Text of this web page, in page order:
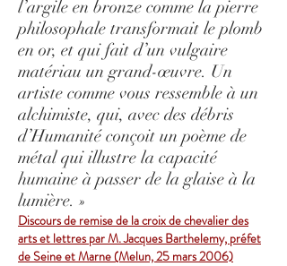
l’argile en bronze comme la pierre
philosophale transformait le plomb
en or, et qui fait d’un vulgaire
matériau un grand-œuvre. Un
artiste comme vous ressemble à un
alchimiste, qui, avec des débris
d’Humanité conçoit un poème de
métal qui illustre la capacité
humaine à passer de la glaise à la
lumière. »
Discours de remise de la croix de chevalier des
arts et lettres par M. Jacques Barthelemy, préfet
de Seine et Marne (Melun, 25 mars 2006)